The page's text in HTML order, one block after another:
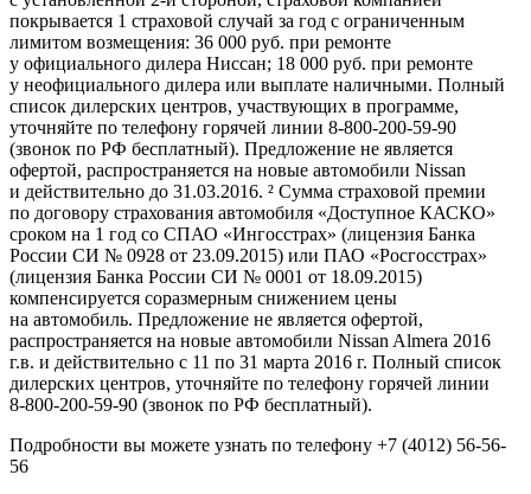
покрывается 1 страховой случай за год с ограниченным
лимитом возмещения: 36 000 руб. при ремонте
у официального дилера Ниссан; 18 000 руб. при ремонте
у неофициального дилера или выплате наличными. Полный
список дилерских центров, участвующих в программе,
уточняйте по телефону горячей линии 8-800-200-59-90
(звонок по РФ бесплатный). Предложение не является
офертой, распространяется на новые автомобили Nissan
и действительно до 31.03.2016. ² Сумма страховой премии
по договору страхования автомобиля «Доступное КАСКО»
сроком на 1 год со СПАО «Ингосстрах» (лицензия Банка
России СИ № 0928 от 23.09.2015) или ПАО «Росгосстрах»
(лицензия Банка России СИ № 0001 от 18.09.2015)
компенсируется соразмерным снижением цены
на автомобиль. Предложение не является офертой,
распространяется на новые автомобили Nissan Almera 2016
г.в. и действительно с 11 по 31 марта 2016 г. Полный список
дилерских центров, уточняйте по телефону горячей линии
8-800-200-59-90 (звонок по РФ бесплатный).
Подробности вы можете узнать по телефону +7 (4012) 56-56-
56